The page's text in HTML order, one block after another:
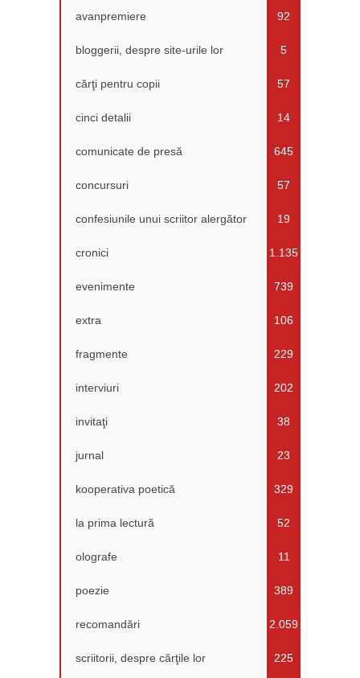
avanpremiere 92
bloggerii, despre site-urile lor 5
cărţi pentru copii 57
cinci detalii 14
comunicate de presă 645
concursuri 57
confesiunile unui scriitor alergător 19
cronici 1.135
evenimente 739
extra 106
fragmente 229
interviuri 202
invitaţi 38
jurnal 23
kooperativa poetică 329
la prima lectură 52
olografe 11
poezie 389
recomandări 2.059
scriitorii, despre cărţile lor 225